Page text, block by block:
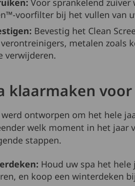
Voor sprankelend
voorfilter bij het vullen van
Bevestig het Clean
metalen zoals
verwijderen.
klaarmaken
ontworpen om het hele
welk moment in het jaar
stappen.
Houd uw spa het
en koop een winterdeken